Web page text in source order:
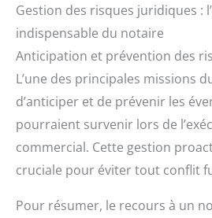
Gestion des risques juridiques :
indispensable du notaire
Anticipation et prévention des
L’une des principales missions
d’anticiper et de prévenir les
pourraient survenir lors de
commercial. Cette gestion
cruciale pour éviter tout conflit
Pour résumer, le recours à un